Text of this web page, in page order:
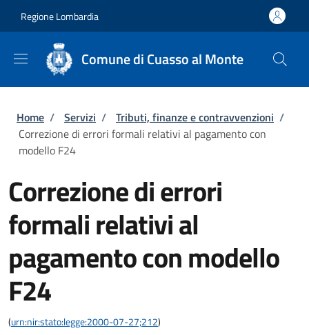
Regione Lombardia
Comune di Cuasso al Monte
Briciole di pane
Home / Servizi / Tributi, finanze e contravvenzioni /
Correzione di errori formali relativi al pagamento con
modello F24
Correzione di errori
formali relativi al
pagamento con modello
F24
(urn:nir:stato:legge:2000-07-27;212)